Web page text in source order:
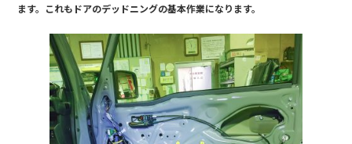
ます。これもドアのデッドニングの基本作業になります。